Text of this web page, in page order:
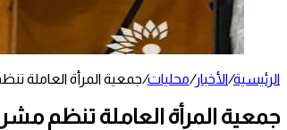
الرئيسية/الأخبار/محليات/جمعية المرأة العاملة
جمعية المرأة العاملة تنظم